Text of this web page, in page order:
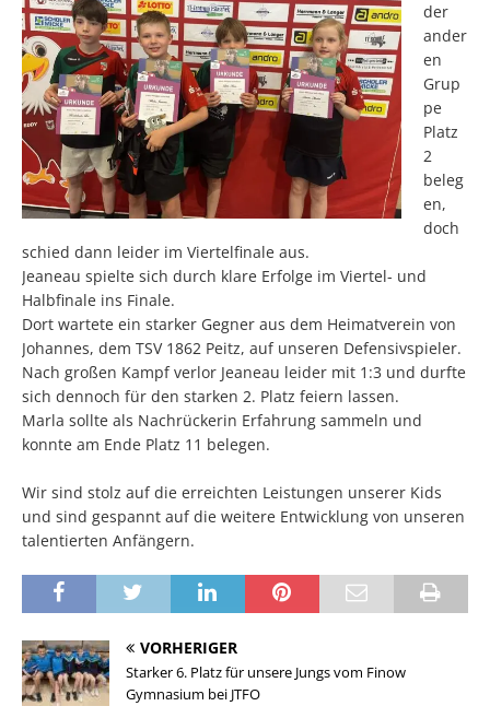
der
ander
en
Grup
pe
Platz
2
beleg
en,
doch
schied dann leider im Viertelfinale aus.
Jeaneau spielte sich durch klare Erfolge im Viertel- und
Halbfinale ins Finale.
Dort wartete ein starker Gegner aus dem Heimatverein von
Johannes, dem TSV 1862 Peitz, auf unseren Defensivspieler.
Nach großen Kampf verlor Jeaneau leider mit 1:3 und durfte
sich dennoch für den starken 2. Platz feiern lassen.
Marla sollte als Nachrückerin Erfahrung sammeln und
konnte am Ende Platz 11 belegen.
Wir sind stolz auf die erreichten Leistungen unserer Kids
und sind gespannt auf die weitere Entwicklung von unseren
talentierten Anfängern.
VORHERIGER
Starker 6. Platz für unsere Jungs vom Finow
Gymnasium bei JTFO